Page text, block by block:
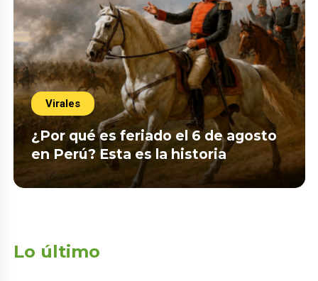
Virales
¿Por qué es feriado el 6 de agosto
en Perú? Esta es la historia
Lo último